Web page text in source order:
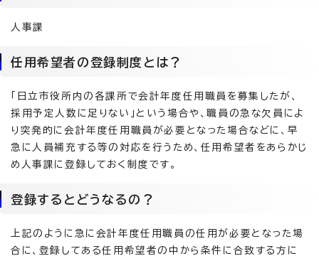
人事課
任用希望者の登録制度とは？
「日立市役所内の各課所で会計年度任用職員を募集したが、
採用予定人数に足りない」という場合や、職員の急な欠員によ
り突発的に会計年度任用職員が必要となった場合などに、早
急に人員補充する等の対応を行うため、任用希望者をあらかじ
め人事課に登録しておく制度です。
登録するとどうなるの？
上記のように急に会計年度任用職員の任用が必要となった場
合に、登録してある任用希望者の中から条件に合致する方に